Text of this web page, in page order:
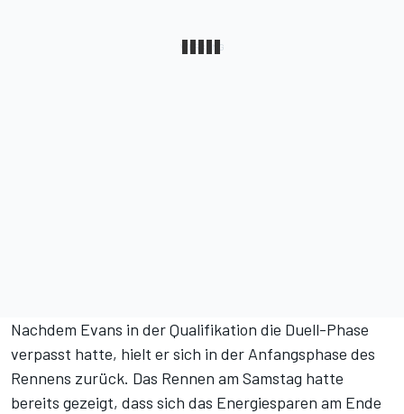
Nachdem Evans in der Qualifikation die Duell-Phase
verpasst hatte, hielt er sich in der Anfangsphase des
Rennens zurück. Das Rennen am Samstag hatte
bereits gezeigt, dass sich das Energiesparen am Ende